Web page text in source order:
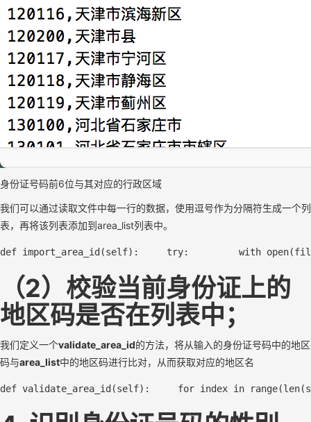
身份证号码前6位与其对应的行政区域
我们可以通过读取文件中每一行的数据，使用逗号作为分隔符生成一个列
表，再将该列表添加到area_list列表中。
def import_area_id(self):     try: with open(
（2）校验当前身份证上的
地区码是否在列表中；
我们定义一个validate_area_id的方法，将从输入的身份证号码中的地区
码与area_list中的地区码进行比对，从而获取对应的地区名
def validate _area_ id(self):     for index in